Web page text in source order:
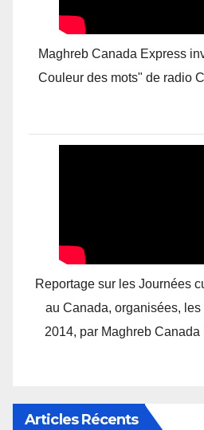
Maghreb Canada Express
Couleur des mots" de radio
Reportage sur les Journées
au Canada, organisées,
2014, par Maghreb Canada
Articles Récents